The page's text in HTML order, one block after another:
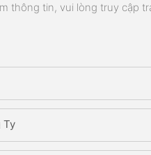
tin, vui lòng truy cập
Ty